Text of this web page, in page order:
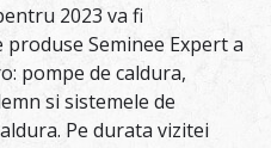
2023 va fi
Seminee Expert a
pompe de caldura,
si sistemele de
Pe durata vizitei